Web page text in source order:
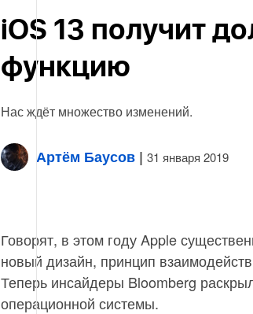
iOS 13 получит
функцию
Нас ждёт множество изменений.
Артём Баусов | 31 января 2019
Говорят, в этом году Apple
новый дизайн, принцип
Теперь инсайдеры Bloomberg
операционной системы.